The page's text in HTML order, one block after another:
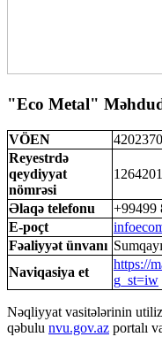
"Eco Metal"
VÖEN
Reyestrdə
qeydiyyat
nömrəsi
Əlaqə telefonu
+99499
E-poçt
Fəaliyyət ünvanı
Naviqasiya et
https://
g_st=iw
Nəqliyyat vasitələrinin
qəbulu nvu.gov.az portalı